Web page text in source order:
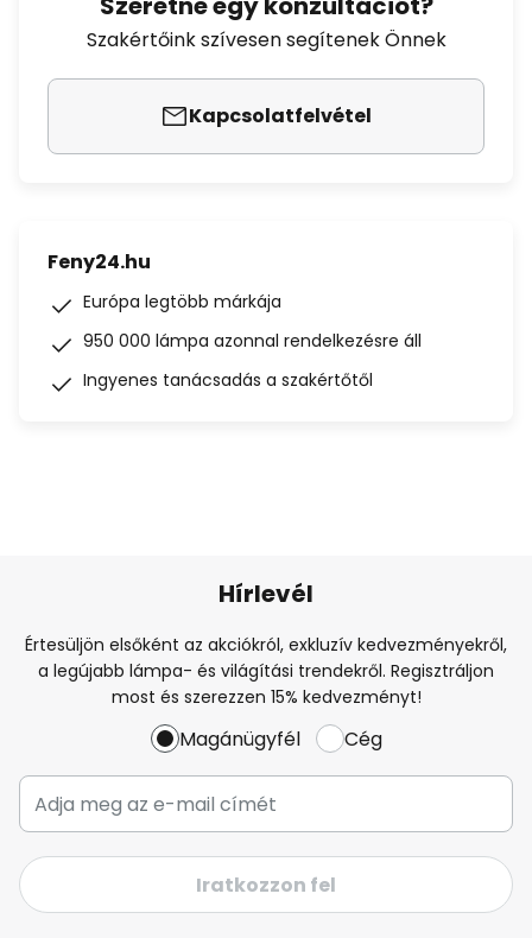
Szakértőink szívesen segítenek Önnek
Kapcsolatfelvétel
Feny24.hu
Európa legtöbb márkája
950 000 lámpa azonnal rendelkezésre áll
Ingyenes tanácsadás a szakértőtől
Hírlevél
Értesüljön elsőként az akciókról, exkluzív kedvezményekről,
a legújabb lámpa- és világítási trendekről. Regisztráljon
most és szerezzen 15% kedvezményt!
Magánügyfél Cég
Iratkozzon fel